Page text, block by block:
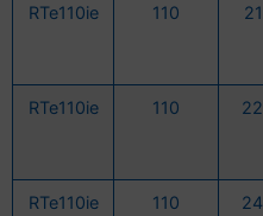
RTe110ie 110
RTe110ie 110
RTe110ie 110